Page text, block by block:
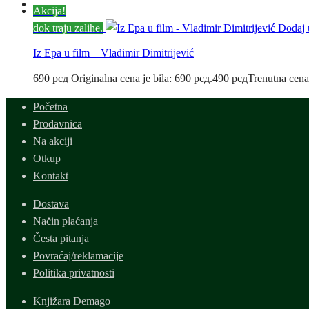
Akcija!
dok traju zalihe.
Dodaj
Iz Epa u film – Vladimir Dimitrijević
690рсд Originalna cena je bila: 690 рсд.490 рсдTrenutna
Početna
Prodavnica
Na akciji
Otkup
Kontakt
Dostava
Način plaćanja
Česta pitanja
Povraćaj/reklamacije
Politika privatnosti
Knjižara Demago